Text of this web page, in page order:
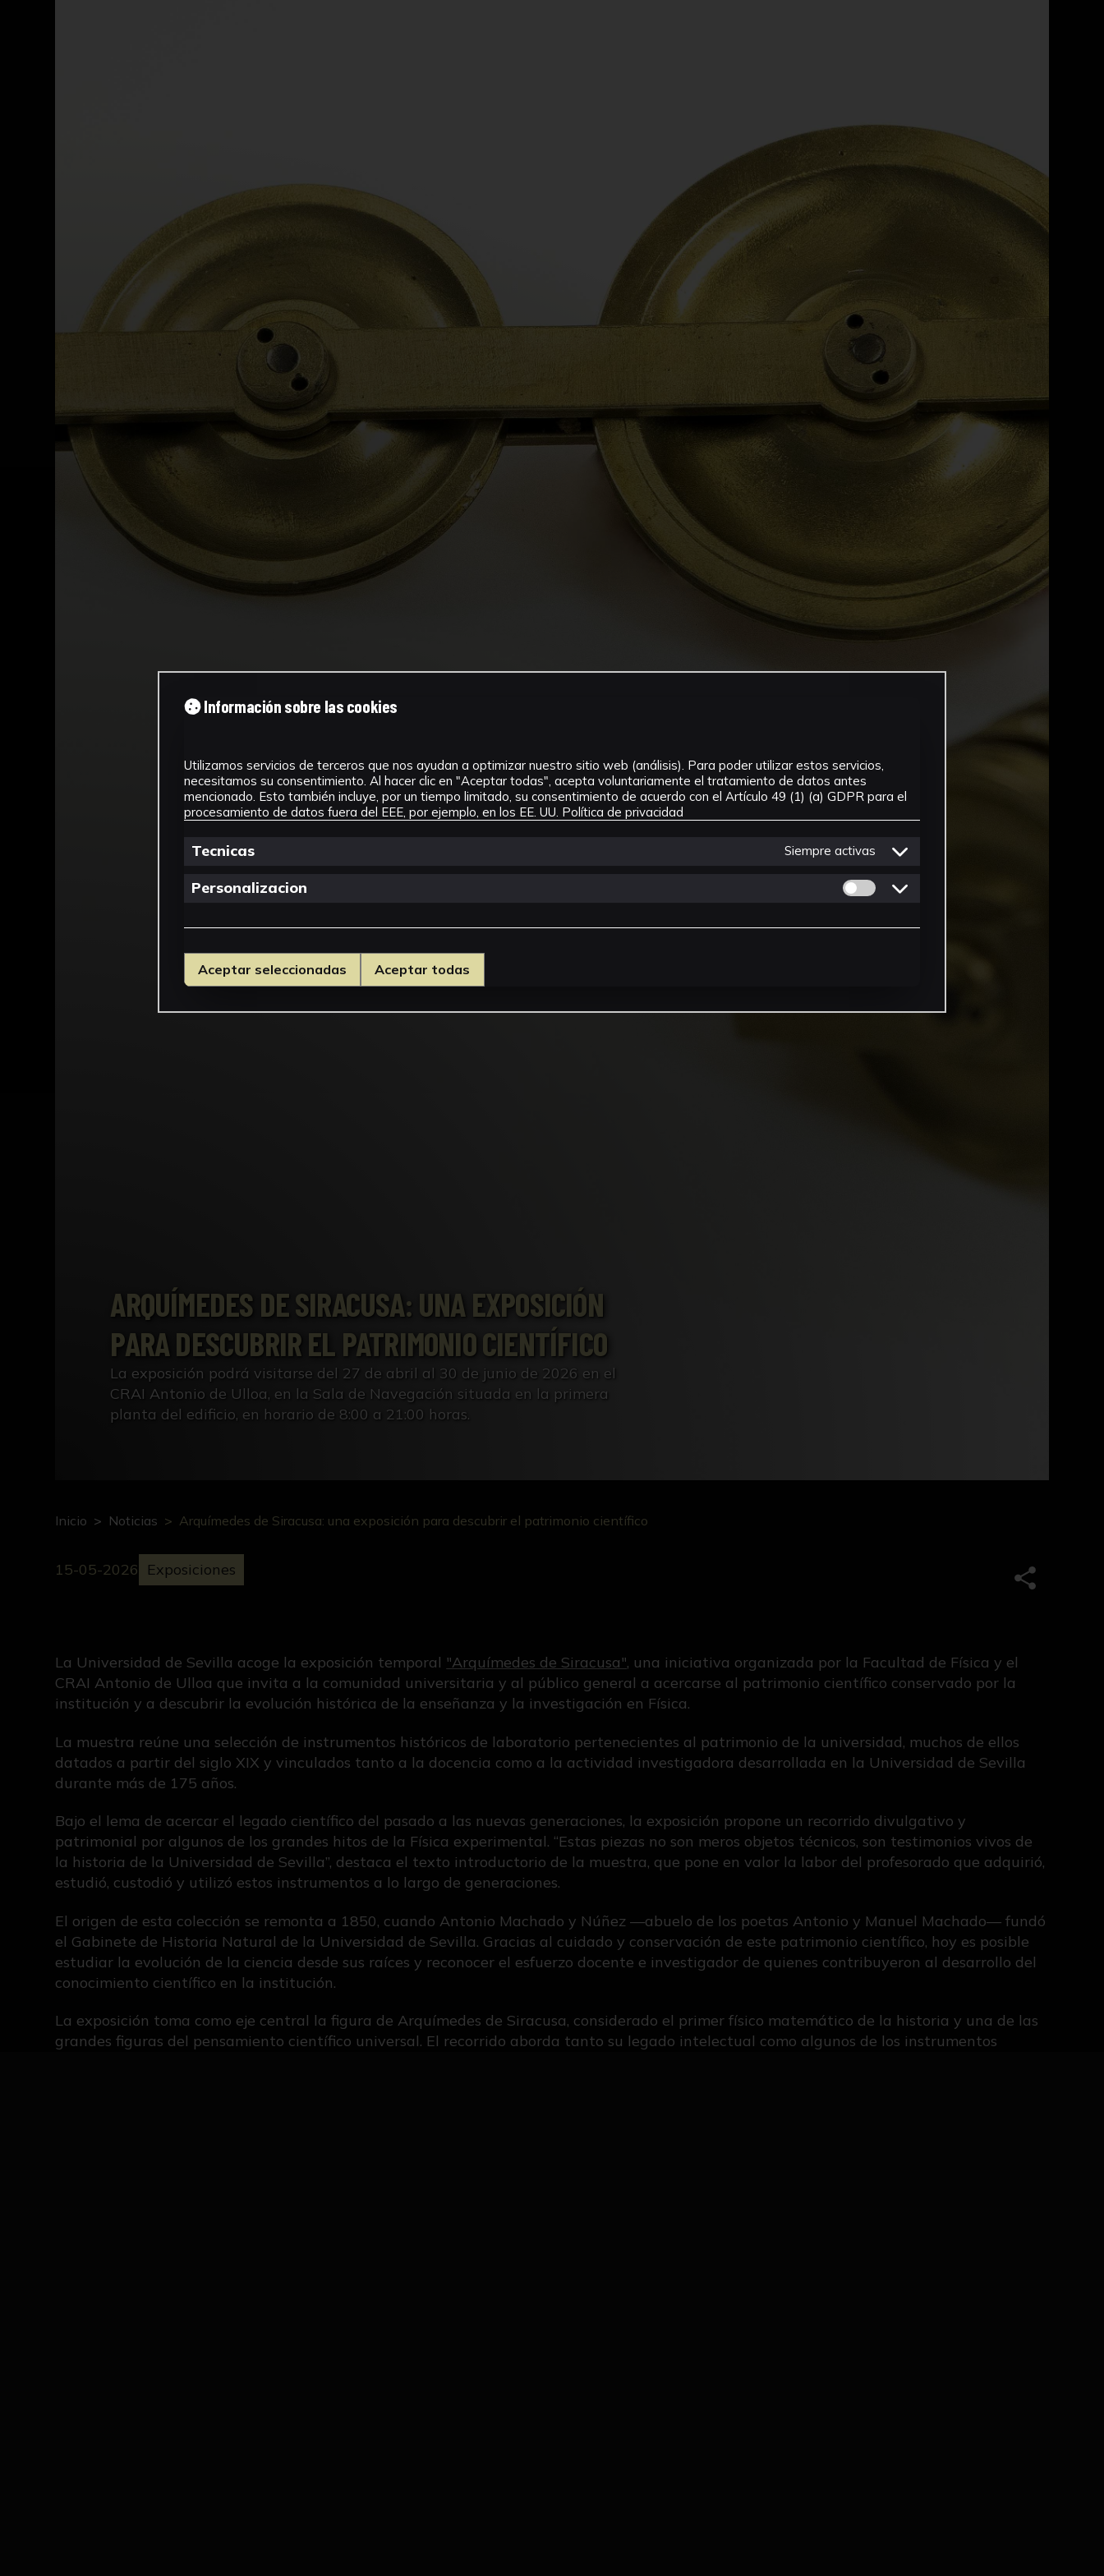
ARQUÍMEDES DE SIRACUSA: UNA EXPOSICIÓN
PARA DESCUBRIR EL PATRIMONIO CIENTÍFICO
La exposición podrá visitarse del 27 de abril al 30 de junio de 2026 en el
CRAI Antonio de Ulloa, en la Sala de Navegación situada en la primera
planta del edificio, en horario de 8:00 a 21:00 horas.
Inicio Noticias Arquímedes de Siracusa: una exposición para descubrir el patrimonio científico
15-05-2026 Exposiciones
Compartir
La Universidad de Sevilla acoge la exposición temporal "Arquímedes de Siracusa", una iniciativa organizada por la Facultad de Física y el
CRAI Antonio de Ulloa que invita a la comunidad universitaria y al público general a acercarse al patrimonio científico conservado por la
institución y a descubrir la evolución histórica de la enseñanza y la investigación en Física.
La muestra reúne una selección de instrumentos históricos de laboratorio pertenecientes al patrimonio de la universidad, muchos de ellos
datados a partir del siglo XIX y vinculados tanto a la docencia como a la actividad investigadora desarrollada en la Universidad de Sevilla
durante más de 175 años.
Bajo el lema de acercar el legado científico del pasado a las nuevas generaciones, la exposición propone un recorrido divulgativo y
patrimonial por algunos de los grandes hitos de la Física experimental. “Estas piezas no son meros objetos técnicos, son testimonios vivos de
la historia de la Universidad de Sevilla”, destaca el texto introductorio de la muestra, que pone en valor la labor del profesorado que adquirió,
estudió, custodió y utilizó estos instrumentos a lo largo de generaciones.
El origen de esta colección se remonta a 1850, cuando Antonio Machado y Núñez —abuelo de los poetas Antonio y Manuel Machado— fundó
el Gabinete de Historia Natural de la Universidad de Sevilla. Gracias al cuidado y conservación de este patrimonio científico, hoy es posible
estudiar la evolución de la ciencia desde sus raíces y reconocer el esfuerzo docente e investigador de quienes contribuyeron al desarrollo del
conocimiento científico en la institución.
La exposición toma como eje central la figura de Arquímedes de Siracusa, considerado el primer físico matemático de la historia y una de las
grandes figuras del pensamiento científico universal. El recorrido aborda tanto su legado intelectual como algunos de los instrumentos
Información sobre las cookies
Utilizamos servicios de terceros que nos ayudan a optimizar nuestro sitio web (análisis). Para poder utilizar estos servicios,
necesitamos su consentimiento. Al hacer clic en "Aceptar todas", acepta voluntariamente el tratamiento de datos antes
mencionado. Esto también incluye, por un tiempo limitado, su consentimiento de acuerdo con el Artículo 49 (1) (a) GDPR para el
procesamiento de datos fuera del EEE, por ejemplo, en los EE. UU. Política de privacidad
Tecnicas Siempre activas
Personalizacion Permitir cookies de Personalizacion
Aceptar seleccionadas Aceptar todas